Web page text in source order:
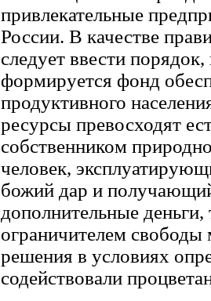
привлекательные
России. В качестве
следует ввести
формируется фонд
продуктивного
ресурсы превосходят
собственником
человек,
божий дар и
дополнительные
ограничителем
решения в условиях
содействовали